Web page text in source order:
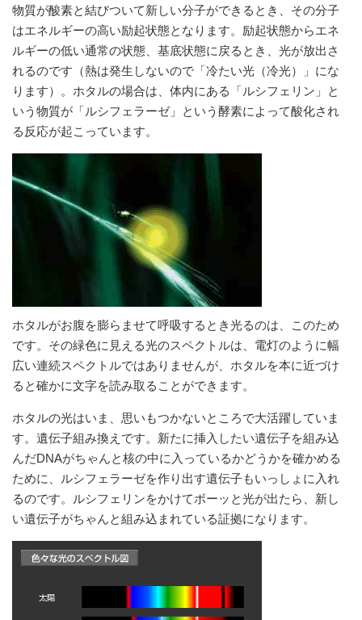
物質が酸素と結びついて新しい分子ができるとき、その分子
はエネルギーの高い励起状態となります。励起状態からエネ
ルギーの低い通常の状態、基底状態に戻るとき、光が放出さ
れるのです（熱は発生しないので「冷たい光（冷光）」にな
ります）。ホタルの場合は、体内にある「ルシフェリン」と
いう物質が「ルシフェラーゼ」という酵素によって酸化され
る反応が起こっています。
ホタルがお腹を膨らませて呼吸するとき光るのは、このため
です。その緑色に見える光のスペクトルは、電灯のように幅
広い連続スペクトルではありませんが、ホタルを本に近づけ
ると確かに文字を読み取ることができます。
ホタルの光はいま、思いもつかないところで大活躍していま
す。遺伝子組み換えです。新たに挿入したい遺伝子を組み込
んだDNAがちゃんと核の中に入っているかどうかを確かめる
ために、ルシフェラーゼを作り出す遺伝子もいっしょに入れ
るのです。ルシフェリンをかけてボーッと光が出たら、新し
い遺伝子がちゃんと組み込まれている証拠になります。